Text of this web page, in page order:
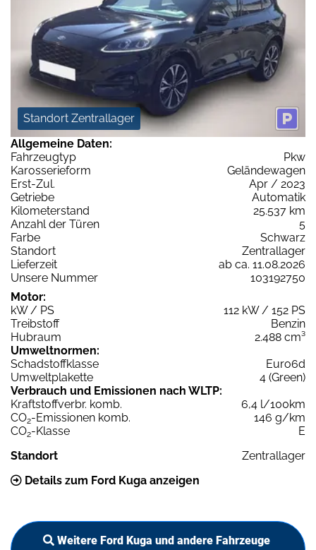
Standort Zentrallager
Allgemeine Daten:
Fahrzeugtyp
Pkw
Karosserieform
Geländewagen
Erst-Zul.
Apr / 2023
Getriebe
Automatik
Kilometerstand
25.537 km
Anzahl der Türen
5
Farbe
Schwarz
Standort
Zentrallager
Lieferzeit
ab ca. 11.08.2026
Unsere Nummer
103192750
Motor:
kW / PS
112 kW / 152 PS
Treibstoff
Benzin
Hubraum
2.488 cm³
Umweltnormen:
Schadstoffklasse
Euro6d
Umweltplakette
4 (Green)
Verbrauch und Emissionen nach WLTP:
Kraftstoffverbr. komb.
6,4 l/100km
CO2-Emissionen komb.
146 g/km
CO2-Klasse
E
Standort
Zentrallager
Details zum Ford Kuga anzeigen
Weitere Ford Kuga und andere Fahrzeuge